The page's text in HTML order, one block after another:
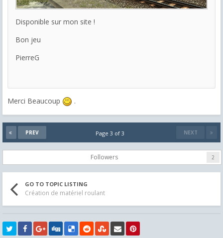
Disponible sur mon site !
Bon jeu
PierreG
Merci Beaucoup .
PREV NEXT
Page 3 of 3
Followers 2
GO TO TOPIC LISTING
Création de matériel roulant